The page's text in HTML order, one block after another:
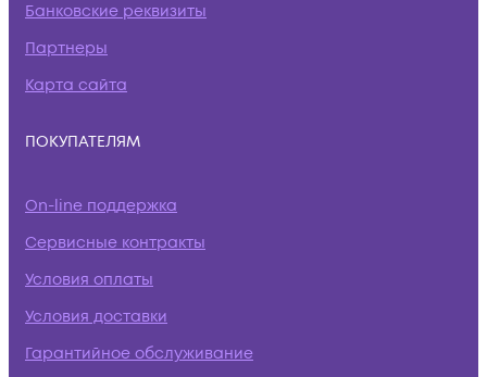
Банковские реквизиты
Партнеры
Карта сайта
ПОКУПАТЕЛЯМ
On-line поддержка
Сервисные контракты
Условия оплаты
Условия доставки
Гарантийное обслуживание